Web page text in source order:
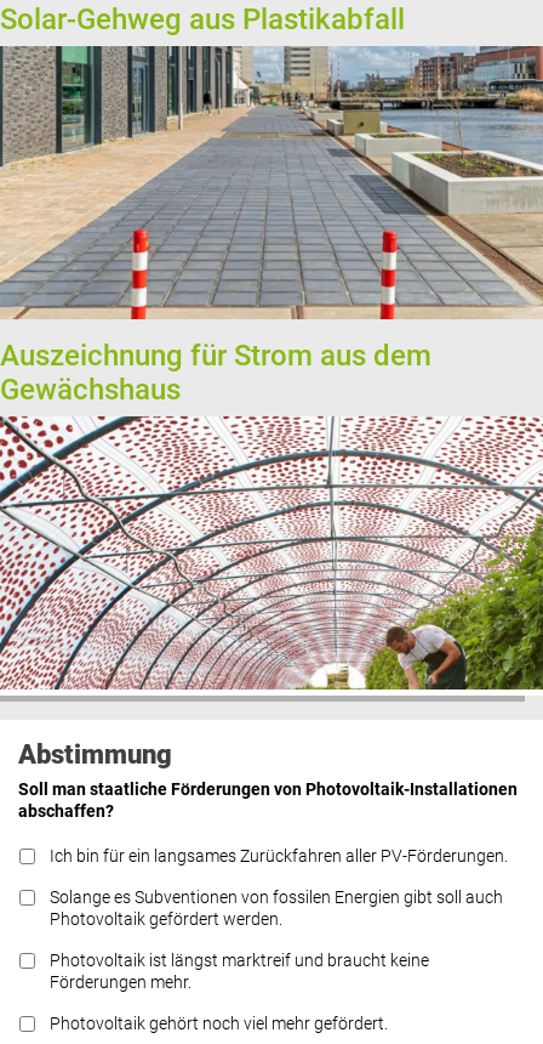
Solar-Gehweg aus Plastikabfall
Auszeichnung für Strom aus dem
Gewächshaus
Abstimmung
Soll man staatliche Förderungen von Photovoltaik-Installationen
abschaffen?
Ich bin für ein langsames Zurückfahren aller PV-Förderungen.
Solange es Subventionen von fossilen Energien gibt soll auch
Photovoltaik gefördert werden.
Photovoltaik ist längst marktreif und braucht keine
Förderungen mehr.
Photovoltaik gehört noch viel mehr gefördert.